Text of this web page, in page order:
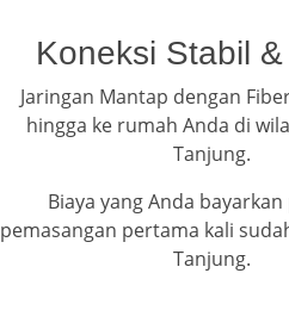
Koneksi Stabil
Jaringan Mantap dengan
hingga ke rumah Anda di
Tanjung.
Biaya yang Anda
pemasangan pertama kali
Tanjung.